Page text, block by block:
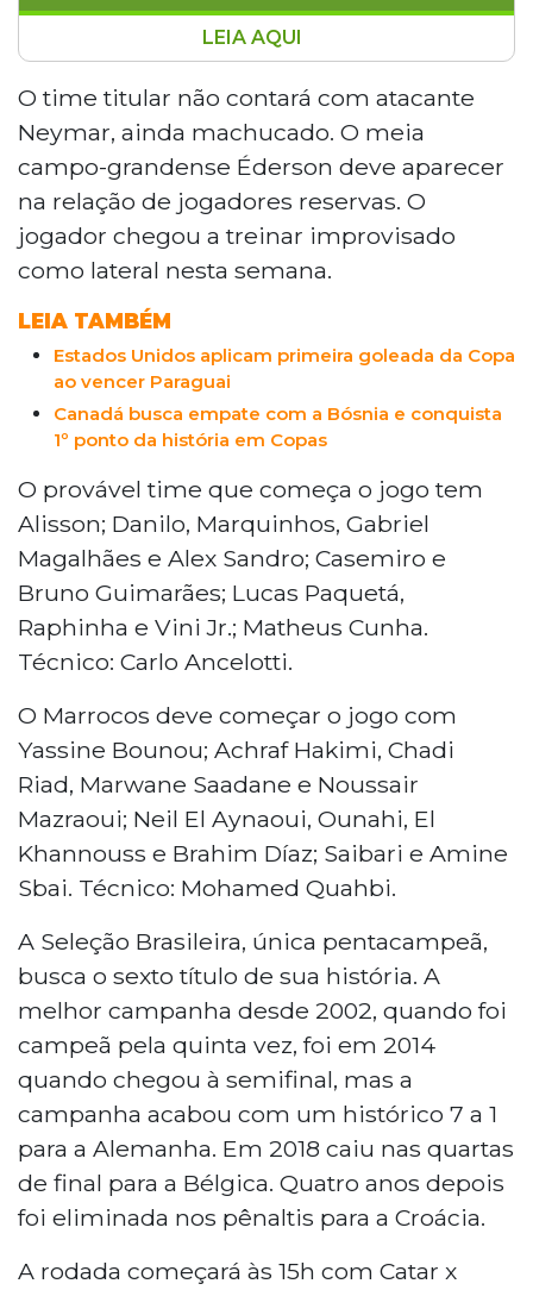
O Brasil estreia neste sábado na Copa do
Mundo de Futebol às 18h contra o Marrocos,
no estádio Metlife, em Nova Jersey, nos Estados
Unidos, pelo grupo C. Neymar, ainda
machucado, não estará entre os titulares. O
provável time tem Alisson; Danilo, Marquinhos,
Gabriel Magalhães e Alex Sandro; Casemiro e
Bruno Guimarães; Paquetá, Raphinha e Vini Jr.;
deve figurar entre os reservas.
LEIA AQUI
O time titular não contará com atacante
Neymar, ainda machucado. O meia
campo-grandense Éderson deve aparecer
na relação de jogadores reservas. O
jogador chegou a treinar improvisado
como lateral nesta semana.
LEIA TAMBÉM
Estados Unidos aplicam primeira goleada da Copa
ao vencer Paraguai
Canadá busca empate com a Bósnia e conquista
1º ponto da história em Copas
O provável time que começa o jogo tem
Alisson; Danilo, Marquinhos, Gabriel
Magalhães e Alex Sandro; Casemiro e
Bruno Guimarães; Lucas Paquetá,
Raphinha e Vini Jr.; Matheus Cunha.
Técnico: Carlo Ancelotti.
O Marrocos deve começar o jogo com
Yassine Bounou; Achraf Hakimi, Chadi
Riad, Marwane Saadane e Noussair
Mazraoui; Neil El Aynaoui, Ounahi, El
Khannouss e Brahim Díaz; Saibari e Amine
Sbai. Técnico: Mohamed Quahbi.
A Seleção Brasileira, única pentacampeã,
busca o sexto título de sua história. A
melhor campanha desde 2002, quando foi
campeã pela quinta vez, foi em 2014
quando chegou à semifinal, mas a
campanha acabou com um histórico 7 a 1
para a Alemanha. Em 2018 caiu nas quartas
de final para a Bélgica. Quatro anos depois
foi eliminada nos pênaltis para a Croácia.
A rodada começará às 15h com Catar x